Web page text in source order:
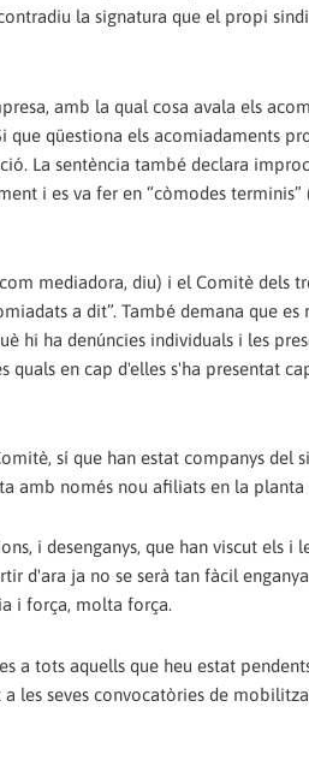
la signatura que el propi
amb la qual cosa avala els
que qüestiona els acomiadaments
La sentència també declara
i es va fer en “còmodes terminis”
mediadora, diu) i el Comitè dels
a dit”. També demana que
hi ha denúncies individuals i les
en cap d'elles s'ha presentat
sí que han estat companys del
amb només nou afiliats en la
i desenganys, que han viscut els i
d'ara ja no se serà tan fàcil
i força, molta força.
a tots aquells que heu estat
les seves convocatòries de